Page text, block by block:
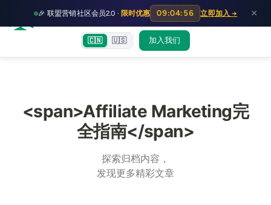
🎉 联盟营销社区会员2.0 · 限时优惠 09:04:55 立即加入 → ×
富裕者联盟 首页文章训练营
HOT
出海教程 认知偏差指南社群交流
🇨🇳 🇺🇸 加入我们
<span>Affiliate Marketing完
全指南</span>
探索归档内容，
发现更多精彩文章